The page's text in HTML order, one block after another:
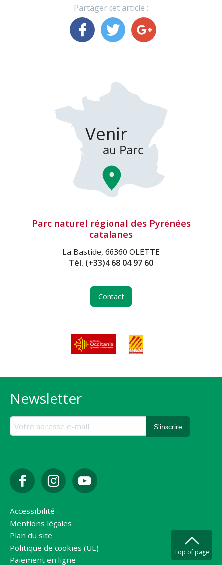
Partager cet article :
Parc naturel régional des Pyrénées
catalanes
La Bastide, 66360 OLETTE
Tél. (+33)4 68 04 97 60
Contact
Newsletter
Accessibilité
Mentions légales
Plan du site
Politique de cookies (UE)
Paiement en ligne
Top of page